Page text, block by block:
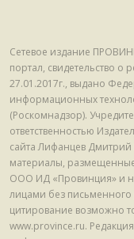
Сетевое издание
портал, свидетельство
27.01.2017г., выдано
информационных
(Роскомнадзор).
ответственностью
сайта Лифанцев Дмитрий
материалы,
ООО ИД «Провинция» и
лицами без
цитирование возможно
www.province.ru.